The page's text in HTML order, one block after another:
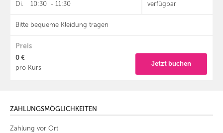
Di. 10:30 - 11:30
Bitte bequeme Kleidung tragen
verfügbar
Preis
0 €
pro Kurs
Jetzt buchen
ZAHLUNGSMÖGLICHKEITEN
Zahlung vor Ort